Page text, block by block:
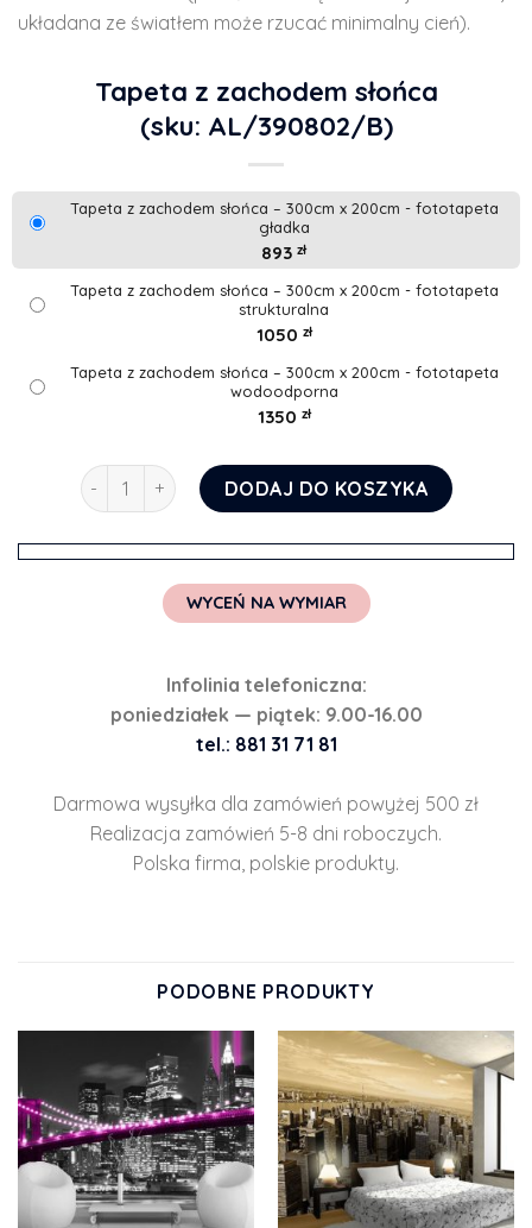
układana ze światłem może rzucać minimalny cień).
Tapeta z zachodem słońca
(sku: AL/390802/B)
Tapeta z zachodem słońca – 300cm x 200cm - fototapeta
gładka
893 zł
Tapeta z zachodem słońca – 300cm x 200cm - fototapeta
strukturalna
1050 zł
Tapeta z zachodem słońca – 300cm x 200cm - fototapeta
wodoodporna
1350 zł
ilość Tapeta z zachodem słońca
DODAJ DO KOSZYKA
WYCEŃ NA WYMIAR
Infolinia telefoniczna:
poniedziałek — piątek: 9.00-16.00
tel.: 881 31 71 81
Darmowa wysyłka dla zamówień powyżej 500 zł
Realizacja zamówień 5-8 dni roboczych.
Polska firma, polskie produkty.
PODOBNE PRODUKTY